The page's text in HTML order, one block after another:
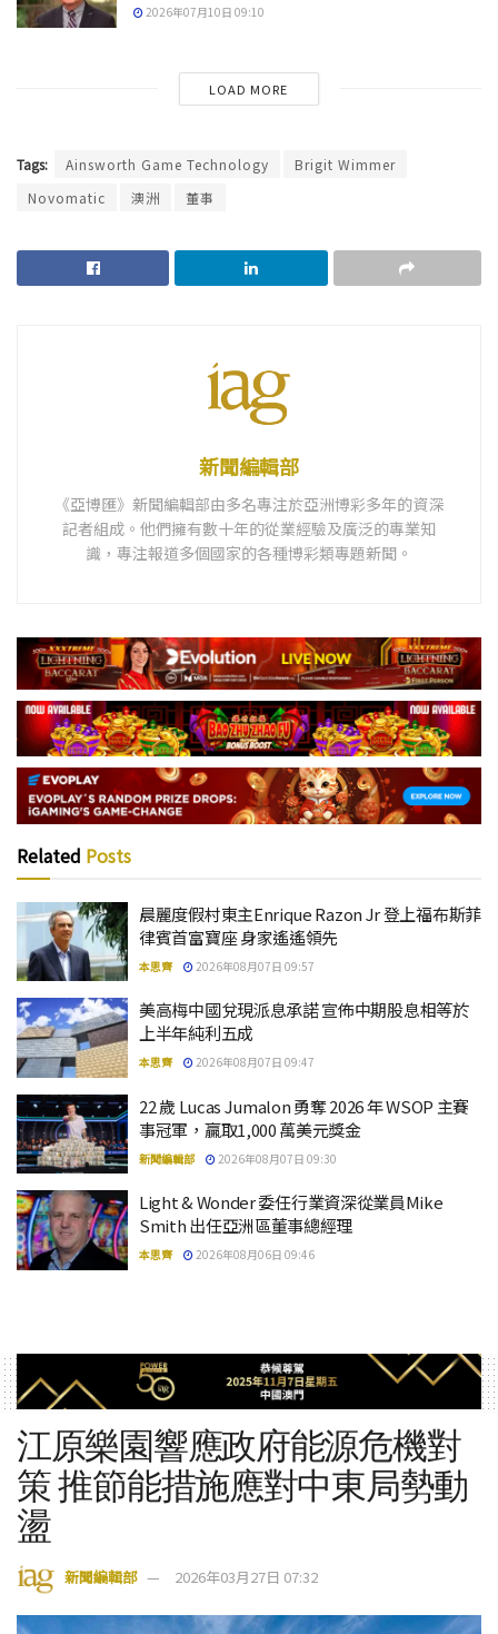
2026年07月10日 09:10
LOAD MORE
Tags: Ainsworth Game Technology
Brigit Wimmer
Novomatic
澳洲 董事
新聞編輯部
《亞博匯》新聞編輯部由多名專注於亞洲博彩多年的資深
記者組成。他們擁有數十年的從業經驗及廣泛的專業知
識，專注報道多個國家的各種博彩類專題新聞。
Related Posts
晨麗度假村東主Enrique Razon Jr 登上福布斯菲
律賓首富寶座 身家遙遙領先
本思齊 2026年08月07日 09:57
美高梅中國兌現派息承諾 宣佈中期股息相等於
上半年純利五成
本思齊 2026年08月07日 09:47
22 歲 Lucas Jumalon 勇奪 2026 年 WSOP 主賽
事冠軍，贏取1,000 萬美元獎金
新聞編輯部 2026年08月07日 09:30
Light & Wonder 委任行業資深從業員Mike
Smith 出任亞洲區董事總經理
本思齊 2026年08月06日 09:46
江原樂園響應政府能源危機對
策 推節能措施應對中東局勢動
盪
新聞編輯部 2026年03月27日 07:32